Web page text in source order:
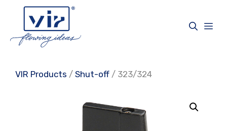
content
VIR Products / Shut-off / 323/324